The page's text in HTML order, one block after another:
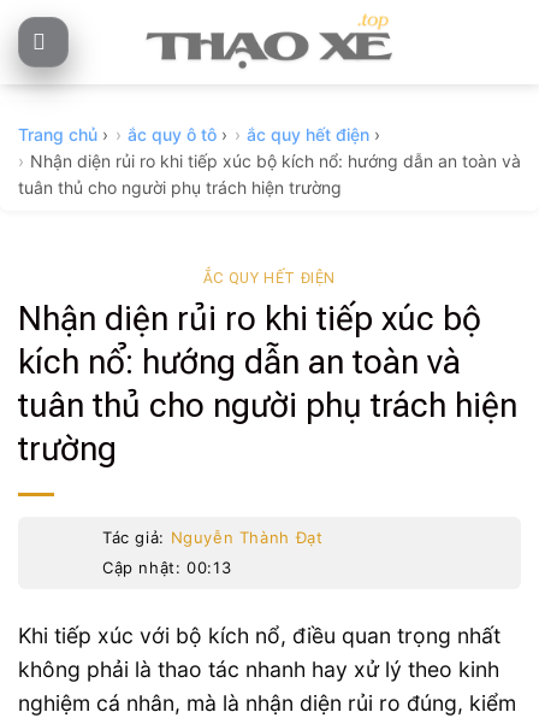
Skip
to
Trang chủ › ắc quy ô tô › ắc quy hết điện ›
Nhận diện rủi ro khi tiếp xúc bộ kích nổ: hướng dẫn an toàn và
tuân thủ cho người phụ trách hiện trường
ẮC QUY HẾT ĐIỆN
Nhận diện rủi ro khi tiếp xúc bộ
kích nổ: hướng dẫn an toàn và
tuân thủ cho người phụ trách hiện
trường
Tác giả: Nguyễn Thành Đạt
Cập nhật: 00:13
Khi tiếp xúc với bộ kích nổ, điều quan trọng nhất
không phải là thao tác nhanh hay xử lý theo kinh
nghiệm cá nhân, mà là nhận diện rủi ro đúng, kiểm